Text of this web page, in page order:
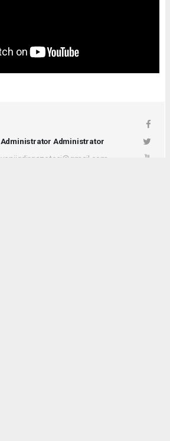
Administrator Administrator
yeniigdirgazetesi@gmail.com